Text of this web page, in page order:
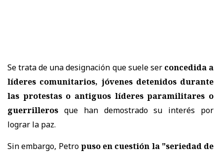
Se trata de una designación que suele ser concedida a
líderes comunitarios, jóvenes detenidos durante
las protestas o antiguos líderes paramilitares o
guerrilleros que han demostrado su interés por
lograr la paz.
Sin embargo, Petropuso en cuestión la "seriedad de